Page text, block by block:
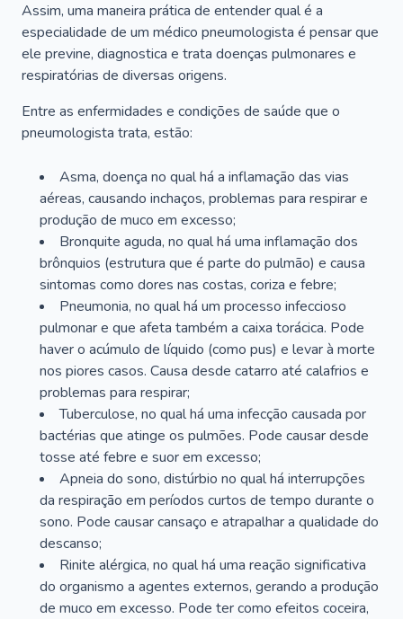
Assim, uma maneira prática de entender qual é a
especialidade de um médico pneumologista é pensar que
ele previne, diagnostica e trata doenças pulmonares e
respiratórias de diversas origens.
Entre as enfermidades e condições de saúde que o
pneumologista trata, estão:
Asma, doença no qual há a inflamação das vias
aéreas, causando inchaços, problemas para respirar e
produção de muco em excesso;
Bronquite aguda, no qual há uma inflamação dos
brônquios (estrutura que é parte do pulmão) e causa
sintomas como dores nas costas, coriza e febre;
Pneumonia, no qual há um processo infeccioso
pulmonar e que afeta também a caixa torácica. Pode
haver o acúmulo de líquido (como pus) e levar à morte
nos piores casos. Causa desde catarro até calafrios e
problemas para respirar;
Tuberculose, no qual há uma infecção causada por
bactérias que atinge os pulmões. Pode causar desde
tosse até febre e suor em excesso;
Apneia do sono, distúrbio no qual há interrupções
da respiração em períodos curtos de tempo durante o
sono. Pode causar cansaço e atrapalhar a qualidade do
descanso;
Rinite alérgica, no qual há uma reação significativa
do organismo a agentes externos, gerando a produção
de muco em excesso. Pode ter como efeitos coceira,